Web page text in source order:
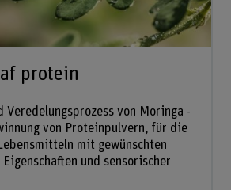
protein
Veredelungsprozess von Moringa -
von Proteinpulvern, für die
mit gewünschten
und sensorischer